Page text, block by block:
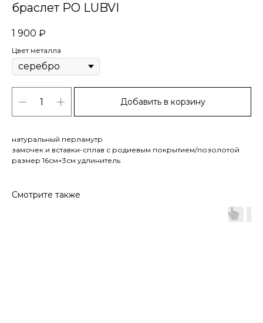
браслет PO LUBVI
1 900 ₽
Цвет металла
Добавить в корзину
натуральный перламутр
замочек и вставки-сплав с родиевым покрытием/позолотой
размер 16см+3см удлинитель
Смотрите также